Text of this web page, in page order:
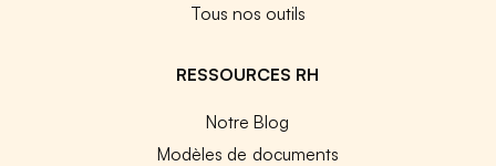
Tous nos outils
RESSOURCES RH
Notre Blog
Modèles de documents